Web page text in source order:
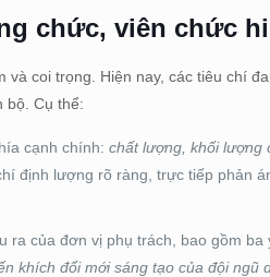
chức, viên chức
coi trọng. Hiện nay, các tiêu chí
bộ. Cụ thể:
cạnh chính: chất lượng ,khối lượng
định lượng rõ ràng, trực tiếp phản
ra của đơn vị phụ trách, bao gồm
khích đổi mới sáng tạo của đội ngũ